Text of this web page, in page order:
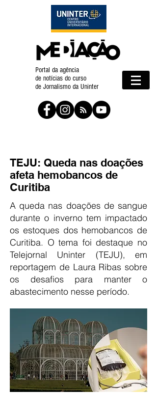
Portal da agência
de notícias do curso
de Jornalismo da Uninter
TEJU: Queda nas doações
afeta hemobancos de
Curitiba
A queda nas doações de sangue
durante o inverno tem impactado
os estoques dos hemobancos de
Curitiba. O tema foi destaque no
Telejornal Uninter (TEJU), em
reportagem de Laura Ribas sobre
os desafios para manter o
abastecimento nesse período.